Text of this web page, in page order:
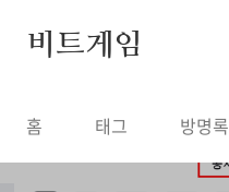
비트게임
홈 태그 방명록